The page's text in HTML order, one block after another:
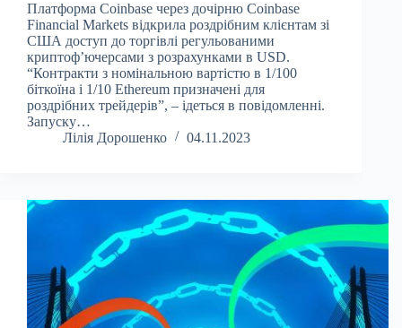
Платформа Coinbase через дочірню Coinbase
Financial Markets відкрила роздрібним клієнтам зі
США доступ до торгівлі регульованими
криптоф’ючерсами з розрахунками в USD.
“Контракти з номінальною вартістю в 1/100
біткоїна і 1/10 Ethereum призначені для
роздрібних трейдерів”, – ідеться в повідомленні.
Запуску…
Лілія Дорошенко
04.11.2023